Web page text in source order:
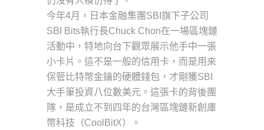
今年4月，日本金融集團SBI旗下子公司
SBI Bits執行長Chuck Chon在一場區塊鏈
活動中，特地向台下觀眾展示他手中一張
小卡片。這不是一般的信用卡，而是用來
保管比特幣金鑰的硬體錢包，才剛獲SBI
大手筆投資八位數美元。這張卡的背後團
隊，是成立不到四年的台灣區塊鏈新創庫
幣科技（CoolBitX）。